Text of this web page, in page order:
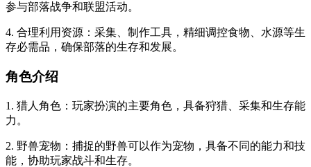
参与部落战争和联盟活动。
4. 合理利用资源：采集、制作工具，精细调控食物、水源等生
存必需品，确保部落的生存和发展。
角色介绍
1. 猎人角色：玩家扮演的主要角色，具备狩猎、采集和生存能
力。
2. 野兽宠物：捕捉的野兽可以作为宠物，具备不同的能力和技
能，协助玩家战斗和生存。